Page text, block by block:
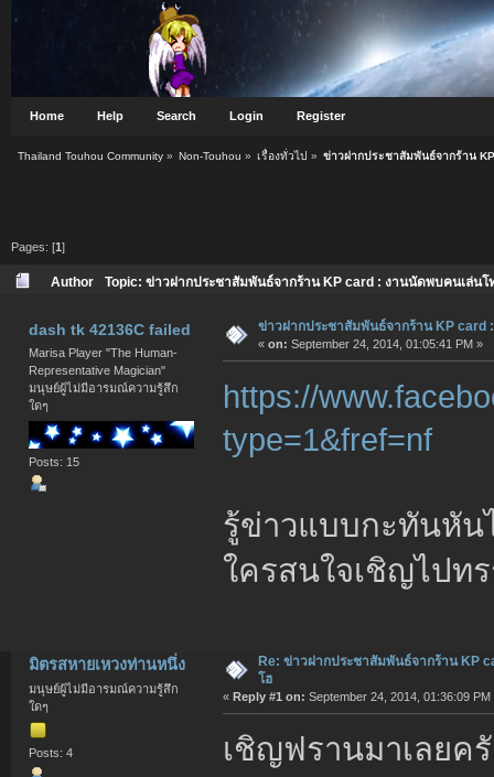
Home Help Search Login Register
Thailand Touhou Community» Non-Touhou » เรื่องทั่วไป » ข่าวฝากประชาสัมพันธ์จากร้าน
Pages: [1 ]
Author Topic: ข่าวฝากประชาสัมพันธ์จากร้าน KP card : งานนัดพบคนเล่นโ
dash tk 42136C failed
Marisa Player "The Human-
Representative Magician"
มนุษย์ผู้ไม่มีอารมณ์ความรู้สึก
ใดๆ
Posts: 15
ข่าวฝากประชาสัมพันธ์จากร้าน KP card
« on: September 24, 2014, 01:05:41 PM »
https://
type=1&fref=nf
รู้ข่าวแบบกะทันหัน
ใครสนใจเชิญไป
มิตรสหายเหวงท่านหนึ่ง
มนุษย์ผู้ไม่มีอารมณ์ความรู้สึก
ใดๆ
Posts: 4
Re: ข่าวฝากประชาสัมพันธ์จากร้าน KP
โฮ
« Reply #1 on: September 24, 2014, 01:36:09 PM
เชิญฟรานมาเลยค